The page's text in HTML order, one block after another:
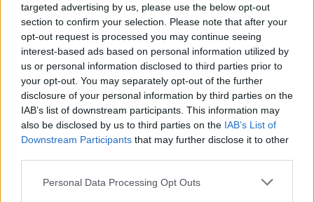
targeted advertising by us, please use the below opt-out
section to confirm your selection. Please note that after your
opt-out request is processed you may continue seeing
interest-based ads based on personal information utilized by
us or personal information disclosed to third parties prior to
your opt-out. You may separately opt-out of the further
disclosure of your personal information by third parties on the
IAB’s list of downstream participants. This information may
also be disclosed by us to third parties on the IAB’s List of
Downstream Participants that may further disclose it to other
Please note that this website/app uses one or more Google
Personal Data Processing Opt Outs